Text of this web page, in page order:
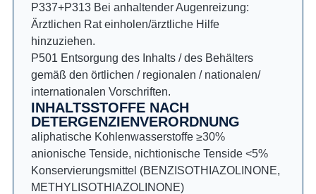
P337+P313 Bei anhaltender Augenreizung:
Ärztlichen Rat einholen/ärztliche Hilfe
hinzuziehen.
P501 Entsorgung des Inhalts / des Behälters
gemäß den örtlichen / regionalen / nationalen/
internationalen Vorschriften.
INHALTSSTOFFE NACH
DETERGENZIENVERORDNUNG
aliphatische Kohlenwasserstoffe ≥30%
anionische Tenside, nichtionische Tenside <5%
Konservierungsmittel (BENZISOTHIAZOLINONE,
METHYLISOTHIAZOLINONE)